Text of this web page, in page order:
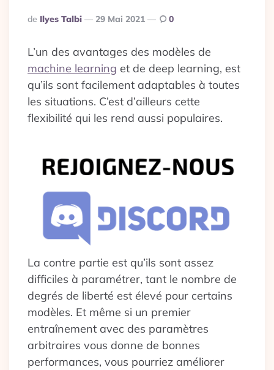
Publié
De Ilyes Talbi 29 Mai 2021 0
L’un des avantages des modèles de
machine learning et de deep learning, est
qu’ils sont facilement adaptables à toutes
les situations. C’est d’ailleurs cette
flexibilité qui les rend aussi populaires.
La contre partie est qu’ils sont assez
difficiles à paramétrer, tant le nombre de
degrés de liberté est élevé pour certains
modèles. Et même si un premier
entraînement avec des paramètres
arbitraires vous donne de bonnes
performances, vous pourriez améliorer